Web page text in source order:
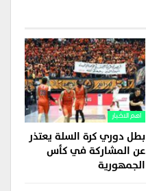
اهم الاخبار
بطل دوري كرة السلة يعتذر
عن المشاركة في كأس
الجمهورية